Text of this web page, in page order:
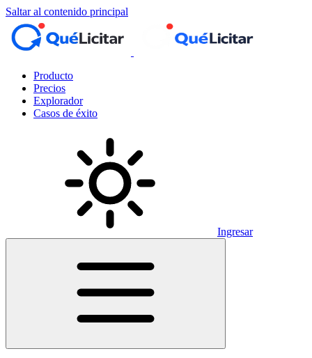
Saltar al contenido principal
Producto
Precios
Explorador
Casos de éxito
Ingresar